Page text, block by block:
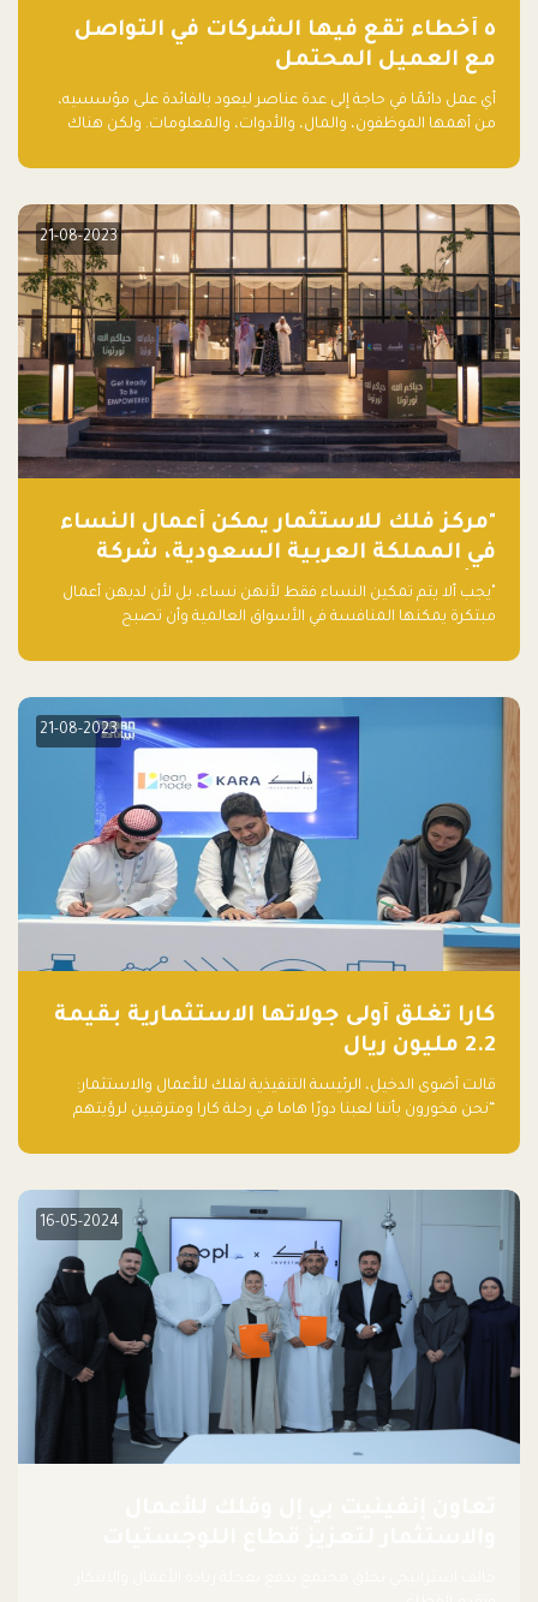
٥ أخطاء تقع فيها الشركات في التواصل
مع العميل المحتمل
أي عمل دائمًا في حاجة إلى عدة عناصر ليعود بالفائدة على مؤسسيه،
من أهمها الموظفون، والمال، والأدوات، والمعلومات. ولكن هناك
أساسه ذلك العمل.
21-08-2023
"مركز فلك للاستثمار يمكّن أعمال النساء
في المملكة العربية السعودية، شركة
ناشئة تلو الأخرى."
"يجب ألا يتم تمكين النساء فقط لأنهن نساء، بل لأن لديهن أعمال
مبتكرة يمكنها المنافسة في الأسواق العالمية وأن تصبح
21-08-2023
كارا تغلق أولى جولاتها الاستثمارية بقيمة
2.2 مليون ريال
قالت أضوى الدخيل، الرئيسة التنفيذية لفلك للأعمال والاستثمار:
“نحن فخورون بأننا لعبنا دورًا هاما في رحلة كارا ومترقبين لرؤيتهم
جيدًا لكوكبنا فحسب، بل إنه جيد أيضًا للأعمال”.
16-05-2024